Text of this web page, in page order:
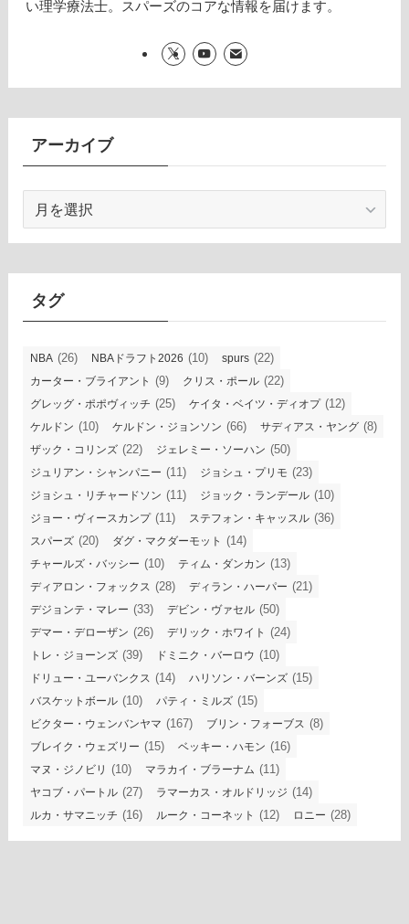
い理学療法士。スパーズのコアな情報を届けます。
アーカイブ
カ
タグ
NBA (26) NBAドラフト2026 (10) spurs (22)
カーター・ブライアント (9) クリス・ポール (22)
グレッグ・ポポヴィッチ (25) ケイタ・ベイツ・ディオプ(12)
ケルドン (10) ケルドン・ジョンソン (66) サディアス・ヤング (8)
ザック・コリンズ (22) ジェレミー・ソーハン (50)
ジュリアン・シャンパニー (11) ジョシュ・プリモ (23)
ジョシュ・リチャードソン (11) ジョック・ランデール (10)
ジョー・ヴィースカンプ(11) ステフォン・キャッスル (36)
スパーズ (20) ダグ・マクダーモット (14)
チャールズ・バッシー (10) ティム・ダンカン (13)
ディアロン・フォックス (28) ディラン・ハーパー (21)
デジョンテ・マレー (33) デビン・ヴァセル (50)
デマー・デローザン (26) デリック・ホワイト (24)
トレ・ジョーンズ (39) ドミニク・バーロウ (10)
ドリュー・ユーバンクス (14) ハリソン・バーンズ (15)
バスケットボール (10) パティ・ミルズ (15)
ビクター・ウェンバンヤマ (167) ブリン・フォーブス (8)
ブレイク・ウェズリー (15) ベッキー・ハモン (16)
マヌ・ジノビリ (10) マラカイ・ブラーナム (11)
ヤコブ・パートル (27) ラマーカス・オルドリッジ (14)
ルカ・サマニッチ (16) ルーク・コーネット (12) ロニー (28)